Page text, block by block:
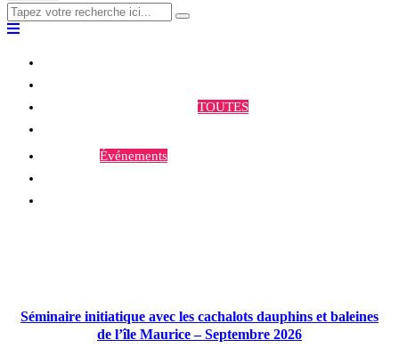
TOUTES
Événements
Séminaire initiatique avec les cachalots dauphins et baleines
de l’île Maurice – Septembre 2026